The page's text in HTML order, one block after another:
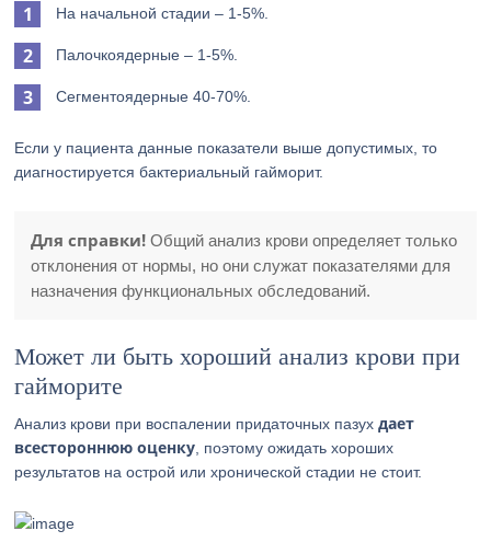
На начальной стадии – 1-5%.
Палочкоядерные – 1-5%.
Сегментоядерные 40-70%.
Если у пациента данные показатели выше допустимых, то
диагностируется бактериальный гайморит.
Для справки! Общий анализ крови определяет только
отклонения от нормы, но они служат показателями для
назначения функциональных обследований.
Может ли быть хороший анализ крови при
гайморите
Анализ крови при воспалении придаточных пазухдает
всестороннюю оценку , поэтому ожидать хороших
результатов на острой или хронической стадии не стоит.